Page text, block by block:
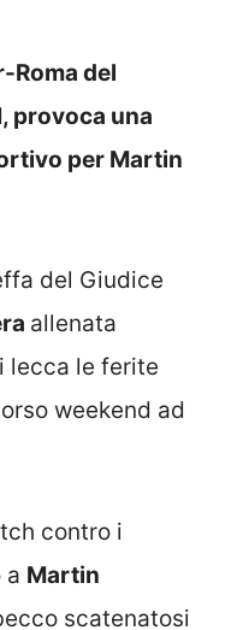
Roma del
provoca una
per Martin
del Giudice
allenata
lecca le ferite
weekend ad
contro i
a Martin
scatenatosi